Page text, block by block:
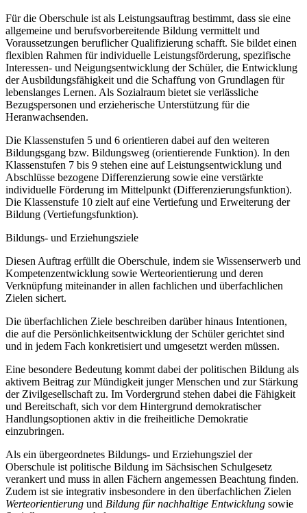
Für die Oberschule ist als Leistungsauftrag bestimmt, dass sie eine
allgemeine und berufsvorbereitende Bildung vermittelt und
Voraussetzungen beruflicher Qualifizierung schafft. Sie bildet einen
flexiblen Rahmen für individuelle Leistungsförderung, spezifische
Interessen- und Neigungsentwicklung der Schüler, die Entwicklung
der Ausbildungsfähigkeit und die Schaffung von Grundlagen für
lebenslanges Lernen. Als Sozialraum bietet sie verlässliche
Bezugspersonen und erzieherische Unterstützung für die
Heranwachsenden.
Die Klassenstufen 5 und 6 orientieren dabei auf den weiteren
Bildungsgang bzw. Bildungsweg (orientierende Funktion). In den
Klassenstufen 7 bis 9 stehen eine auf Leistungsentwicklung und
Abschlüsse bezogene Differenzierung sowie eine verstärkte
individuelle Förderung im Mittelpunkt (Differenzierungsfunktion).
Die Klassenstufe 10 zielt auf eine Vertiefung und Erweiterung der
Bildung (Vertiefungsfunktion).
Bildungs- und Erziehungsziele
Diesen Auftrag erfüllt die Oberschule, indem sie Wissenserwerb und
Kompetenzentwicklung sowie Werteorientierung und deren
Verknüpfung miteinander in allen fachlichen und überfachlichen
Zielen sichert.
Die überfachlichen Ziele beschreiben darüber hinaus Intentionen,
die auf die Persönlichkeitsentwicklung der Schüler gerichtet sind
und in jedem Fach konkretisiert und umgesetzt werden müssen.
Eine besondere Bedeutung kommt dabei der politischen Bildung als
aktivem Beitrag zur Mündigkeit junger Menschen und zur Stärkung
der Zivilgesellschaft zu. Im Vordergrund stehen dabei die Fähigkeit
und Bereitschaft, sich vor dem Hintergrund demokratischer
Handlungsoptionen aktiv in die freiheitliche Demokratie
einzubringen.
Als ein übergeordnetes Bildungs- und Erziehungsziel der
Oberschule ist politische Bildung im Sächsischen Schulgesetz
verankert und muss in allen Fächern angemessen Beachtung finden.
Zudem ist sie integrativ insbesondere in den überfachlichen Zielen
Werteorientierung und Bildung für nachhaltige Entwicklung sowie